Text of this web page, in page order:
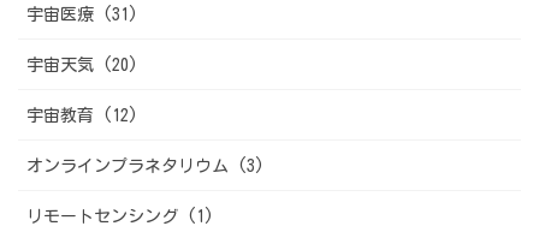
宇宙医療 (31)
宇宙天気 (20)
宇宙教育 (12)
オンラインプラネタリウム (3)
リモートセンシング (1)